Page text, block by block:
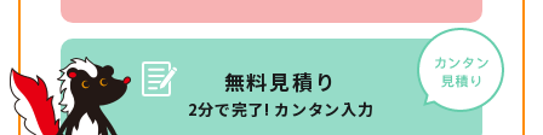
無料見積り
2分で完了! カンタン入力